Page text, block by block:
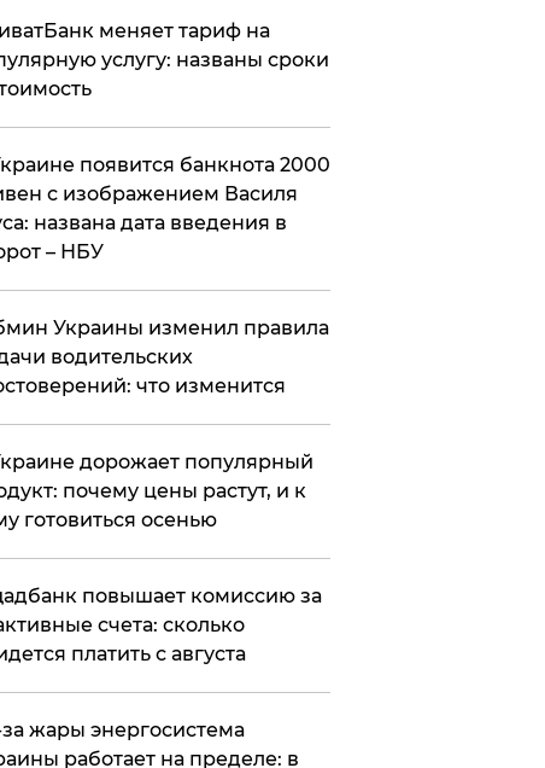
меняет тариф на
услугу: названы сроки
появится банкнота 2000
с изображением Василя
названа дата введения в
– НБУ
Украины изменил правила
водительских
что изменится
дорожает популярный
почему цены растут, и к
готовиться осенью
повышает комиссию за
счета: сколько
платить с августа
жары энергосистема
работает на пределе: в